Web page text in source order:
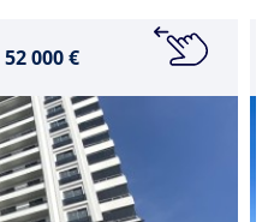
52 000 €